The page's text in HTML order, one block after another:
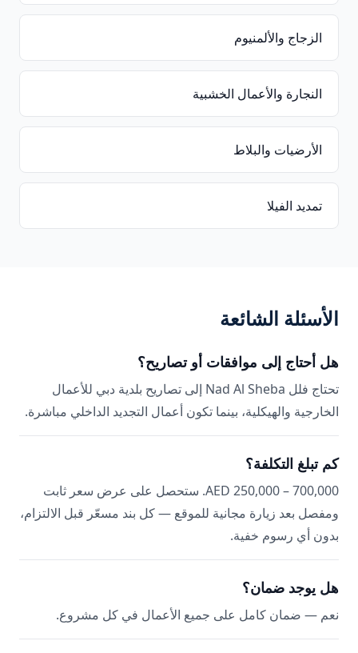
الزجاج والألمنيوم
النجارة والأعمال الخشبية
الأرضيات والبلاط
تمديد الفيلا
الأسئلة الشائعة
هل أحتاج إلى موافقات أو تصاريح؟
تحتاج فلل Nad Al Sheba إلى تصاريح بلدية دبي للأعمال
الخارجية والهيكلية، بينما تكون أعمال التجديد الداخلي مباشرة.
كم تبلغ التكلفة؟
AED 250,000 – 700,000. ستحصل على عرض سعر ثابت
ومفصل بعد زيارة مجانية للموقع — كل بند مسعّر قبل الالتزام،
بدون أي رسوم خفية.
هل يوجد ضمان؟
نعم — ضمان كامل على جميع الأعمال في كل مشروع.